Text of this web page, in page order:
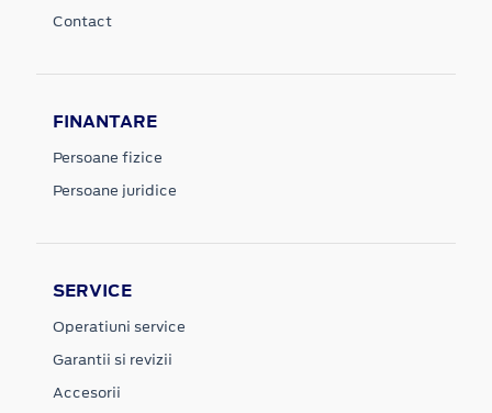
Contact
FINANTARE
Persoane fizice
Persoane juridice
SERVICE
Operatiuni service
Garantii si revizii
Accesorii